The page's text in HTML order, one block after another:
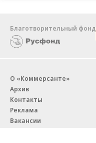
Благотворительный фонд
О «Коммерсанте»
Архив
Контакты
Реклама
Вакансии